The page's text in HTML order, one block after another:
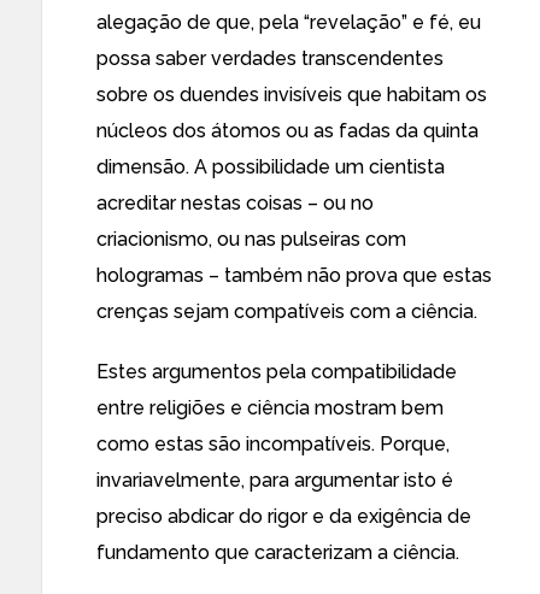
alegação de que, pela “revelação” e fé, eu
possa saber verdades transcendentes
sobre os duendes invisíveis que habitam os
núcleos dos átomos ou as fadas da quinta
dimensão. A possibilidade um cientista
acreditar nestas coisas – ou no
criacionismo, ou nas pulseiras com
hologramas – também não prova que estas
crenças sejam compatíveis com a ciência.
Estes argumentos pela compatibilidade
entre religiões e ciência mostram bem
como estas são incompatíveis. Porque,
invariavelmente, para argumentar isto é
preciso abdicar do rigor e da exigência de
fundamento que caracterizam a ciência.